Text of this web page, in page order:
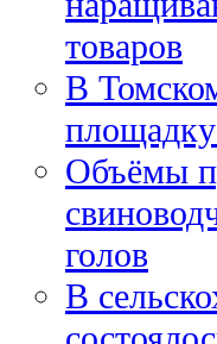
товаров
В
Объёмы
голов
В